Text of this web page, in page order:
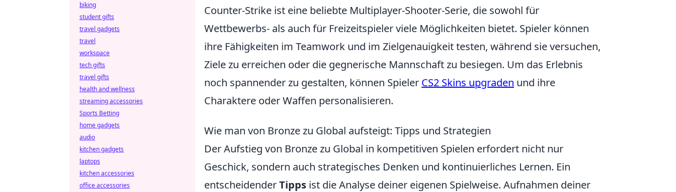
Counter-Strike ist eine beliebte Multiplayer-Shooter-Serie, die sowohl für
Wettbewerbs- als auch für Freizeitspieler viele Möglichkeiten bietet. Spieler können
ihre Fähigkeiten im Teamwork und im Zielgenauigkeit testen, während sie versuchen,
Ziele zu erreichen oder die gegnerische Mannschaft zu besiegen. Um das Erlebnis
noch spannender zu gestalten, können Spieler CS2 Skins upgraden und ihre
Charaktere oder Waffen personalisieren.
Wie man von Bronze zu Global aufsteigt: Tipps und Strategien
Der Aufstieg von Bronze zu Global in kompetitiven Spielen erfordert nicht nur
Geschick, sondern auch strategisches Denken und kontinuierliches Lernen. Ein
entscheidenderTipps ist die Analyse deiner eigenen Spielweise. Aufnahmen deiner
biking
student gifts
travel gadgets
travel
workspace
tech gifts
travel gifts
health and wellness
streaming accessories
Sports Betting
home gadgets
audio
kitchen gadgets
laptops
kitchen accessories
office accessories